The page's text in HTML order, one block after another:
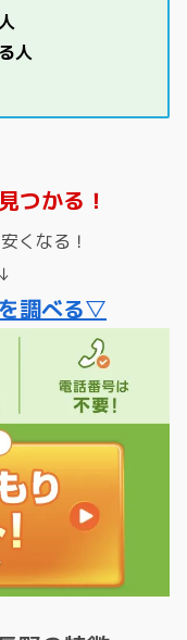
人
つかる！
くなる！
を調べる▽